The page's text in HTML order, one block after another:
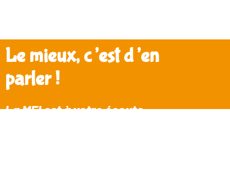
Le mieux, c’est d’en
parler !
La MEI est à votre écoute